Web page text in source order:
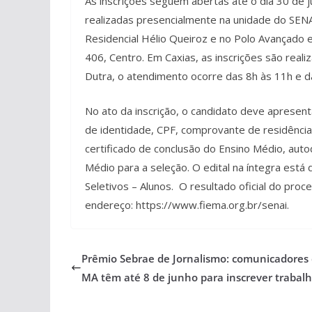
realizadas presencialmente na unidade do
Residencial Hélio Queiroz e no Polo Avançado
406, Centro. Em Caxias, as inscrições são
Dutra, o atendimento ocorre das 8h às 11h e
No ato da inscrição, o candidato deve
de identidade, CPF, comprovante de
certificado de conclusão do Ensino Médio,
Médio para a seleção. O edital na íntegra está
Seletivos – Alunos. O resultado oficial do
endereço: https://www.fiema.org.br/senai.
Prêmio Sebrae de Jornalismo: comunicadores
MA têm até 8 de junho para inscrever